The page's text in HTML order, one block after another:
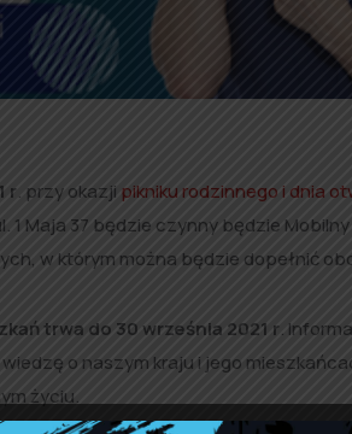
r. przy okazji pikniku rodzinnego i dnia
1 Maja 37 będzie czynny będzie
w którym można będzie dopełnić
trwa do 30 września 2021 r.
o naszym kraju i jego
życiu.